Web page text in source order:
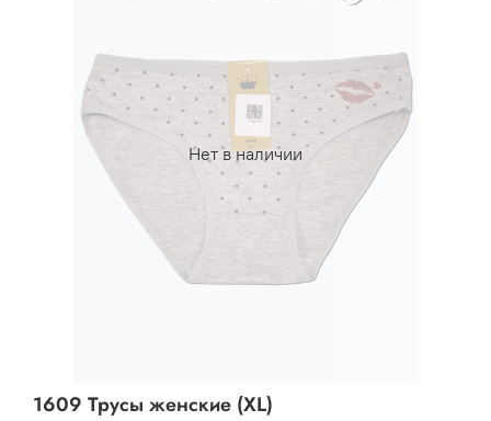
Нет в наличии
1609 Трусы женские (XL)